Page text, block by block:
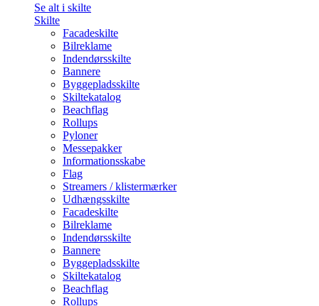
Se alt i skilte
Skilte
Facadeskilte
Bilreklame
Indendørsskilte
Bannere
Byggepladsskilte
Skiltekatalog
Beachflag
Rollups
Pyloner
Messepakker
Informationsskabe
Flag
Streamers / klistermærker
Udhængsskilte
Facadeskilte
Bilreklame
Indendørsskilte
Bannere
Byggepladsskilte
Skiltekatalog
Beachflag
Rollups